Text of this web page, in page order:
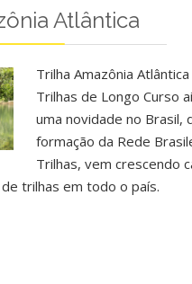
Atlântica
Trilha Amazônia
Trilhas de Longo Curso
uma novidade no Brasil,
formação da Rede
Trilhas, vem crescendo
trilhas em todo o país.